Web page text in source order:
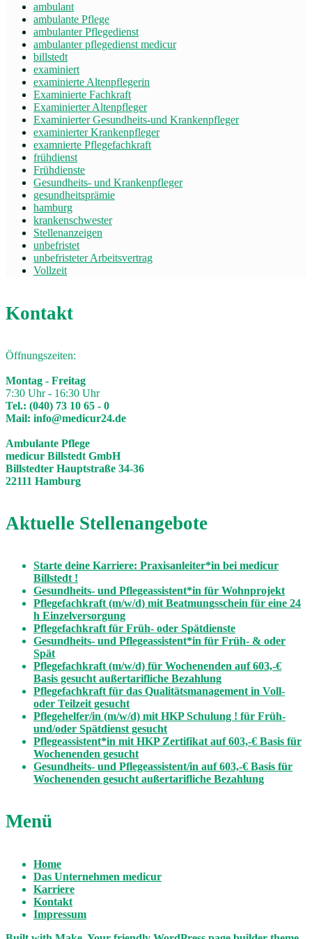
ambulant
ambulante Pflege
ambulanter Pflegedienst
ambulanter pflegedienst medicur
billstedt
examiniert
examinierte Altenpflegerin
Examinierte Fachkraft
Examinierter Altenpfleger
Examinierter Gesundheits-und Krankenpfleger
examinierter Krankenpfleger
examnierte Pflegefachkraft
frühdienst
Frühdienste
Gesundheits- und Krankenpfleger
gesundheitsprämie
hamburg
krankenschwester
Stellenanzeigen
unbefristet
unbefristeter Arbeitsvertrag
Vollzeit
Kontakt
Öffnungszeiten:
Montag - Freitag
7:30 Uhr - 16:30 Uhr
Tel.: (040) 73 10 65 - 0
Mail: info@medicur24.de
Ambulante Pflege
medicur Billstedt GmbH
Billstedter Hauptstraße 34-36
22111 Hamburg
Aktuelle Stellenangebote
Starte deine Karriere: Praxisanleiter*in bei medicur
Billstedt !
Gesundheits- und Pflegeassistent*in für Wohnprojekt
Pflegefachkraft (m/w/d) mit Beatmungsschein für eine 24
h Einzelversorgung
Pflegefachkraft für Früh- oder Spätdienste
Gesundheits- und Pflegeassistent*in für Früh- & oder
Spät
Pflegefachkraft (m/w/d) für Wochenenden auf 603,-€
Basis gesucht außertarifliche Bezahlung
Pflegefachkraft für das Qualitätsmanagement in Voll-
oder Teilzeit gesucht
Pflegehelfer/in (m/w/d) mit HKP Schulung ! für Früh-
und/oder Spätdienst gesucht
Pflegeassistent*in mit HKP Zertifikat auf 603,-€ Basis für
Wochenenden gesucht
Gesundheits- und Pflegeassistent/in auf 603,-€ Basis für
Wochenenden gesucht außertarifliche Bezahlung
Menü
Home
Das Unternehmen medicur
Karriere
Kontakt
Impressum